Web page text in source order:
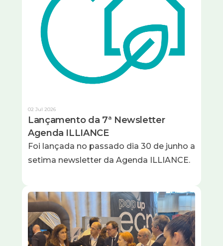
02 Jul 2026
Lançamento da 7ª Newsletter
Agenda ILLIANCE
Foi lançada no passado dia 30 de junho a
setima newsletter da Agenda ILLIANCE.
Imagem